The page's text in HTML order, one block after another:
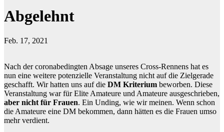
Abgelehnt
Feb. 17, 2021
Nach der coronabedingten Absage unseres Cross-Rennens hat es
nun eine weitere potenzielle Veranstaltung nicht auf die Zielgerade
geschafft. Wir hatten uns auf die DM Kriterium beworben. Diese
Veranstaltung war für Elite Amateure und Amateure ausgeschrieben,
aber nicht für Frauen. Ein Unding, wie wir meinen. Wenn schon
die Amateure eine DM bekommen, dann hätten es die Frauen umso
mehr verdient.